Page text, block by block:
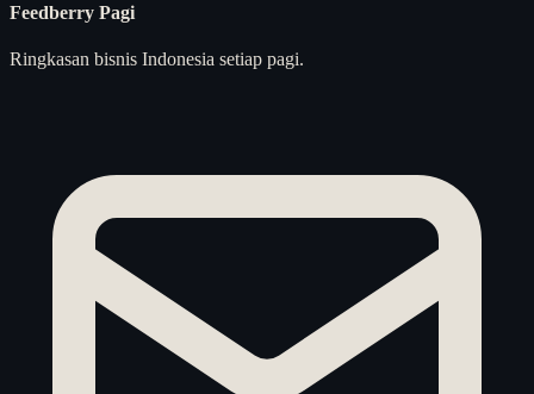
Feedberry Pagi
Ringkasan bisnis Indonesia setiap pagi.